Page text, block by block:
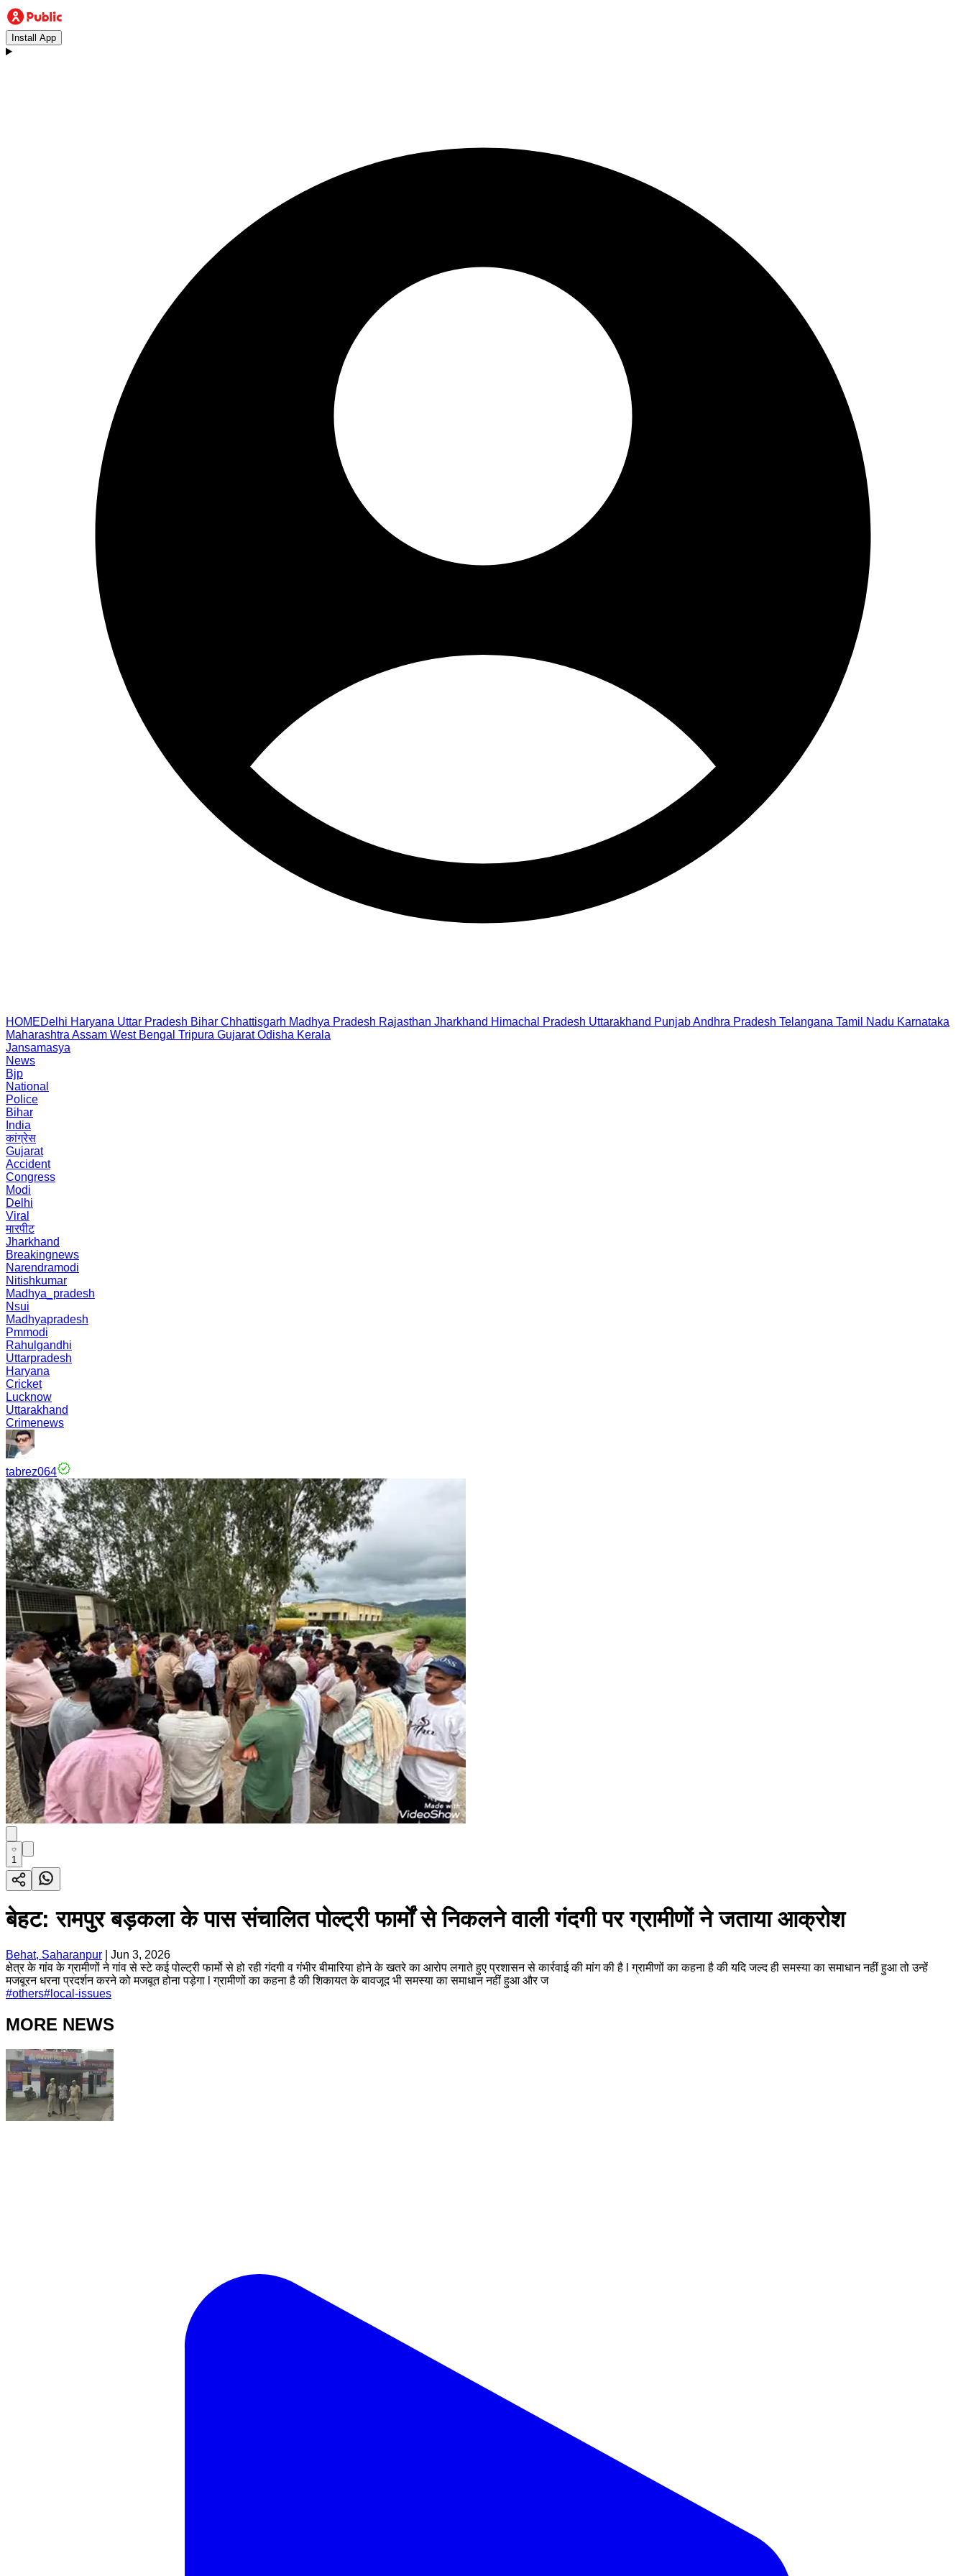
Install App
HOMEDelhi Haryana Uttar Pradesh Bihar Chhattisgarh Madhya Pradesh Rajasthan Jharkhand Himachal Pradesh Uttarakhand PunjabAndhra Pradesh Telangana Tamil Nadu Karnataka
Maharashtra Assam West Bengal Tripura Gujarat Odisha Kerala
Jansamasya
News
Bjp
National
Police
Bihar
India
कांग्रेस
Gujarat
Accident
Congress
Modi
Delhi
Viral
मारपीट
Jharkhand
Breakingnews
Narendramodi
Nitishkumar
Madhya_pradesh
Nsui
Madhyapradesh
Pmmodi
Rahulgandhi
Uttarpradesh
Haryana
Cricket
Lucknow
Uttarakhand
Crimenews
tabrez064
1
बेहट: रामपुर बड़कला के पास संचालित पोल्ट्री फार्मों से निकलने वाली गंदगी पर ग्रामीणों ने जताया आक्रोश
Behat, Saharanpur
Jun 3, 2026
क्षेत्र के गांव के ग्रामीणों ने गांव से स्टे कई पोल्ट्री फार्मो से हो रही गंदगी व गंभीर बीमारिया होने के खतरे का आरोप लगाते हुए प्रशासन से कार्रवाई की मांग की है l ग्रामीणों का कहना है की यदि जल्द ही समस्या का समाधान नहीं हुआ तो उन्हें
मजबूरन धरना प्रदर्शन करने को मजबूत होना पड़ेगा l ग्रामीणों का कहना है की शिकायत के बावजूद भी समस्या का समाधान नहीं हुआ और ज
#others# local-issues
MORE NEWS